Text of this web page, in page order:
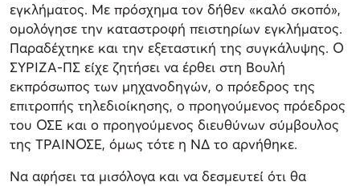
εγκλήματος. Με πρόσχημα τον δήθεν «καλό σκοπό»,
ομολόγησε την καταστροφή πειστηρίων εγκλήματος.
Παραδέχτηκε και την εξεταστική της συγκάλυψης. Ο
ΣΥΡΙΖΑ-ΠΣ είχε ζητήσει να έρθει στη Βουλή
εκπρόσωπος των μηχανοδηγών, ο πρόεδρος της
επιτροπής τηλεδιοίκησης, ο προηγούμενος πρόεδρος
του ΟΣΕ και ο προηγούμενος διευθύνων σύμβουλος
της ΤΡΑΙΝΟΣΕ, όμως τότε η ΝΔ το αρνήθηκε.
Να αφήσει τα μισόλογα και να δεσμευτεί ότι θα